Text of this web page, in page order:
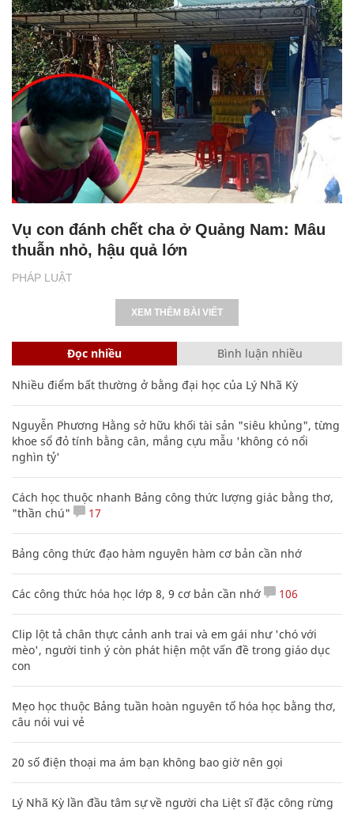
PHÁP LUẬT
Vụ con đánh chết cha ở Quảng Nam: Mâu
thuẫn nhỏ, hậu quả lớn
XEM THÊM BÀI VIẾT
Đọc nhiều Bình luận nhiều
Nhiều điểm bất thường ở bằng đại học của Lý Nhã Kỳ
Nguyễn Phương Hằng sở hữu khối tài sản "siêu khủng", từng
khoe sổ đỏ tính bằng cân, mắng cựu mẫu 'không có nổi
nghìn tỷ'
Cách học thuộc nhanh Bảng công thức lượng giác bằng thơ,
"thần chú"
17
Bảng công thức đạo hàm nguyên hàm cơ bản cần nhớ
Các công thức hóa học lớp 8, 9 cơ bản cần nhớ 106
Clip lột tả chân thực cảnh anh trai và em gái như 'chó với
mèo', người tinh ý còn phát hiện một vấn đề trong giáo dục
con
Mẹo học thuộc Bảng tuần hoàn nguyên tố hóa học bằng thơ,
câu nói vui vẻ
20 số điện thoại ma ám bạn không bao giờ nên gọi
Lý Nhã Kỳ lần đầu tâm sự về người cha Liệt sĩ đặc công rừng